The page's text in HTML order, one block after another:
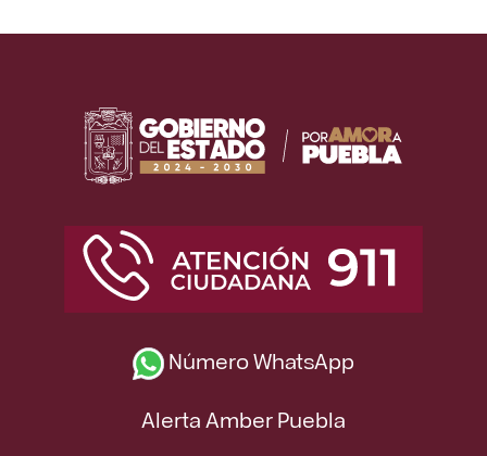
Número WhatsApp
Alerta Amber Puebla